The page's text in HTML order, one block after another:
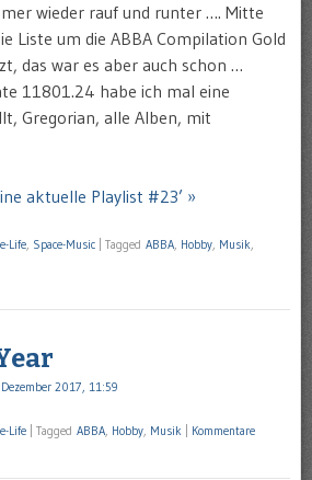
wieder rauf und runter …. Mitte
Liste um die ABBA Compilation Gold
das war es aber auch schon …
11801.24 habe ich mal eine
Gregorian, alle Alben, mit
aktuelle Playlist #23’ »
Life, Space-Music Tagged ABBA, Hobby, Musik,
2017, 11:59
Life Tagged ABBA, Hobby, Musik Kommentare